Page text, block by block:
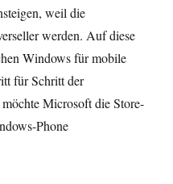
weil die
werden. Auf diese
Windows für mobile
für Schritt der
Microsoft die Store-
Phone